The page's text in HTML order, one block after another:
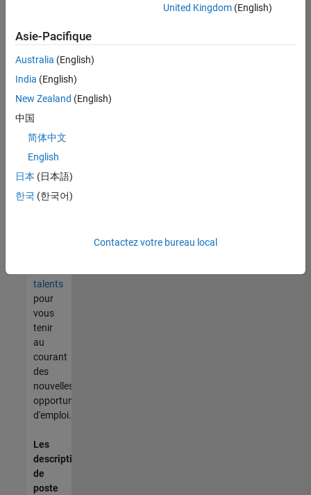
d'emploi.
malgré
tout
vous
trouvez
pas
d'offre
corresponde
à vos
talents
pour
vous
tenir
au
courant
des
nouvelles
opportunités
d'emploi.
Les
descriptions
de
poste
United Kingdom(English)
Asie-Pacifique
Australia (English)
India (English)
New Zealand (English)
中国
简体中文
English
日本 (日本語)
한국 (한국어)
Contactez votre bureau local